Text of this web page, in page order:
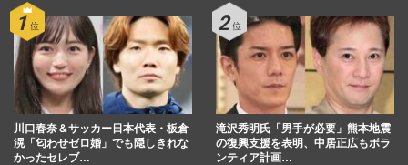
川口春奈＆サッカー日本代表・板倉
滉「匂わせゼロ婚」でも隠しきれな
かったセレブ…
滝沢秀明氏「男手が必要」熊本地震
の復興支援を表明、中居正広もボラ
ンティア計画…